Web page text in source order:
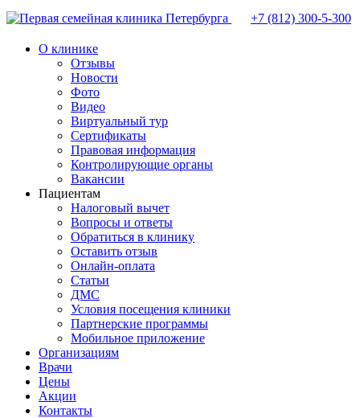
+7 (812) 300-5-300
О клинике
Отзывы
Новости
Фото
Видео
Виртуальный тур
Сертификаты
Правовая информация
Контролирующие органы
Вакансии
Пациентам
Налоговый вычет
Вопросы и ответы
Обратиться в клинику
Оставить отзыв
Онлайн-оплата
Статьи
ДМС
Условия посещения клиники
Партнерские программы
Мобильное приложение
Организациям
Врачи
Цены
Акции
Контакты